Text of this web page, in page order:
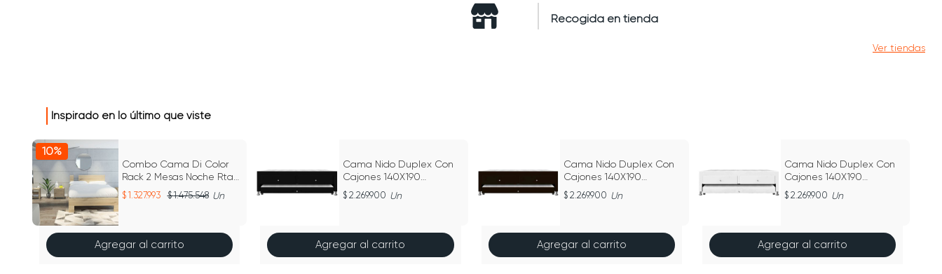
Recogida en tienda
Ver tiendas
Inspirado en lo último que viste
10%
Combo Cama Di Color
Rack 2 Mesas Noche Rta
Duna CLD 4617
1.327.993 1.475.548 Un
Agregar al carrito
Cama Nido Duplex Con
Cajones 140X190
Ecocuero
2.269.900 Un
Agregar al carrito
Cama Nido Duplex Con
Cajones 140X190
Ecocuero
2.269.900 Un
Agregar al carrito
Cama Nido Duplex Con
Cajones 140X190
Ecocuero
2.269.900 Un
Agregar al carrito